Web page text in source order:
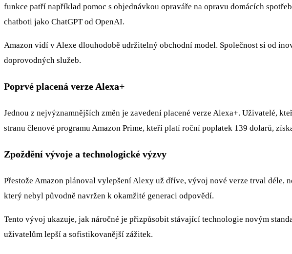
funkce patří například pomoc s objednávkou opraváře na opravu domácích
chatboti jako ChatGPT od OpenAI.
Amazon vidí v Alexe dlouhodobě udržitelný obchodní model. Společnost si od
doprovodných služeb.
Poprvé placená verze Alexa+
Jednou z nejvýznamnějších změn je zavedení placené verze Alexa+. Uživatelé,
stranu členové programu Amazon Prime, kteří platí roční poplatek 139 dolarů,
Zpoždění vývoje a technologické výzvy
Přestože Amazon plánoval vylepšení Alexy už dříve, vývoj nové verze trval
který nebyl původně navržen k okamžité generaci odpovědí.
Tento vývoj ukazuje, jak náročné je přizpůsobit stávající technologie novým
uživatelům lepší a sofistikovanější zážitek.